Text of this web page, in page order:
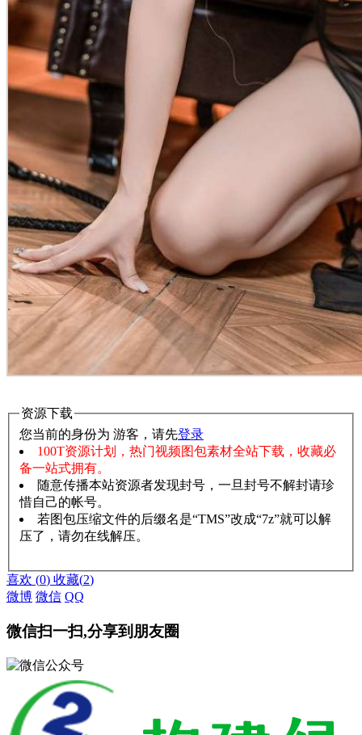
资源下载
您当前的身份为 游客，请先登录
100T资源计划，热门视频图包素材全站下载，收藏必
备一站式拥有。
随意传播本站资源者发现封号，一旦封号不解封请珍
惜自己的帐号。
若图包压缩文件的后缀名是“TMS”改成“7z”就可以解
压了，请勿在线解压。
喜欢 (0) 收藏(2)
微博 微信 QQ
微信扫一扫,分享到朋友圈